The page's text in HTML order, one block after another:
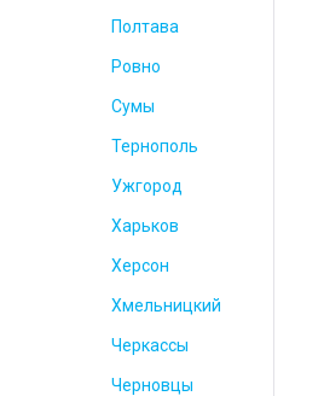
Полтава
Ровно
Сумы
Тернополь
Ужгород
Харьков
Херсон
Хмельницкий
Черкассы
Черновцы